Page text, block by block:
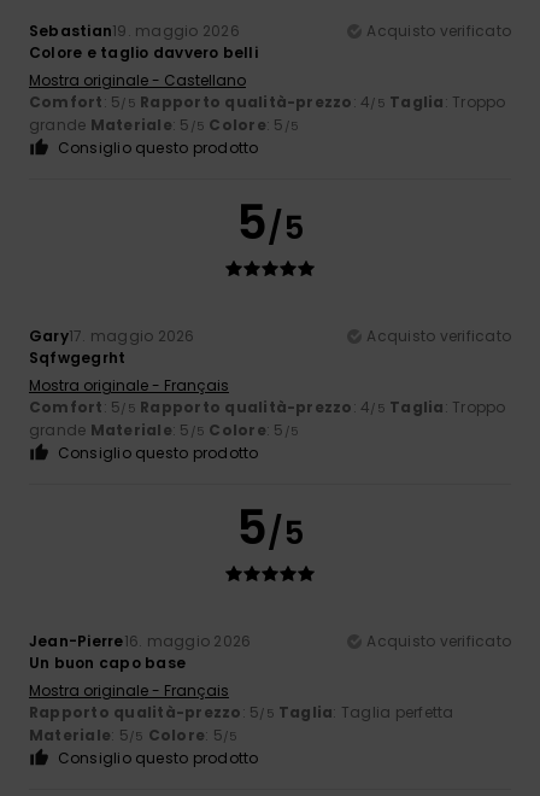
Sebastian19. maggio 2026
Acquisto verificato
Colore e taglio davvero belli
Mostra originale - Castellano
Comfort: 5/5 Rapporto qualità-prezzo: 4/5 Taglia: Troppo
grande Materiale: 5 /5 Colore: 5 /5
Consiglio questo prodotto
5/5
Gary17. maggio 2026
Acquisto verificato
Sqfwgegrht
Mostra originale - Français
Comfort: 5/5 Rapporto qualità-prezzo: 4/5 Taglia: Troppo
grande Materiale: 5 /5 Colore: 5 /5
Consiglio questo prodotto
5/5
Jean-Pierre16. maggio 2026
Acquisto verificato
Un buon capo base
Mostra originale - Français
Rapporto qualità-prezzo: 5/5 Taglia: Taglia perfetta
Materiale: 5/5 Colore: 5/5
Consiglio questo prodotto